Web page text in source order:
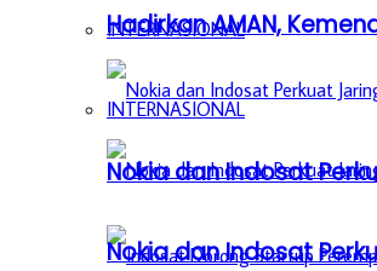
INTERNASIONAL
Nokia dan Indosat
Hadirkan AMAN,
INTERNASIONAL
Nokia dan Indosat